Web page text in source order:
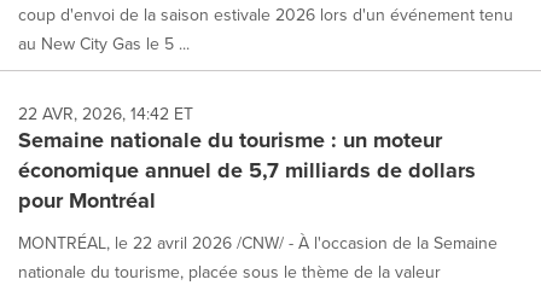
coup d'envoi de la saison estivale 2026 lors d'un événement tenu
au New City Gas le 5 ...
22 AVR, 2026, 14:42 ET
Semaine nationale du tourisme : un moteur
économique annuel de 5,7 milliards de dollars
pour Montréal
MONTRÉAL, le 22 avril 2026 /CNW/ - À l'occasion de la Semaine
nationale du tourisme, placée sous le thème de la valeur